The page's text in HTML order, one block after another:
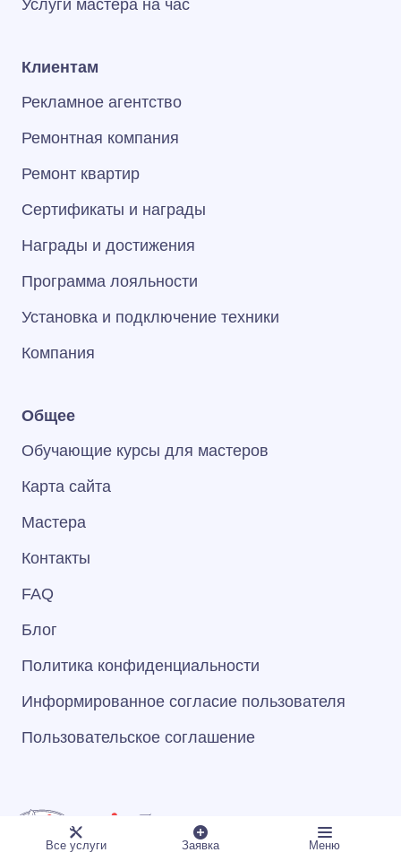
Услуги мастера на час
Клиентам
Рекламное агентство
Ремонтная компания
Ремонт квартир
Сертификаты и награды
Награды и достижения
Программа лояльности
Установка и подключение техники
Компания
Общее
Обучающие курсы для мастеров
Карта сайта
Мастера
Контакты
FAQ
Блог
Политика конфиденциальности
Информированное согласие пользователя
Пользовательское соглашение
© 1993–2026 Сервисный Центр «А‑Айсберг»
Все услуги Заявка Меню